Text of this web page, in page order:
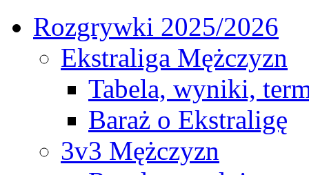
Rozgrywki 2025/2026
Ekstraliga Mężczyzn
Tabela, wyniki,
Baraż o Ekstraligę
3v3 Mężczyzn